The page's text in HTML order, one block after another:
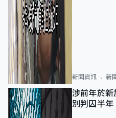
新聞資訊 新
涉前年於
別判囚半年